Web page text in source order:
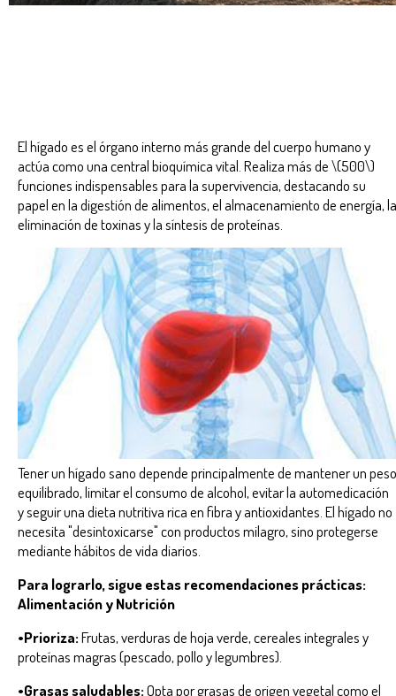
El hígado es el órgano interno más grande del cuerpo humano y
actúa como una central bioquímica vital. Realiza más de \(500\)
funciones indispensables para la supervivencia, destacando su
papel en la digestión de alimentos, el almacenamiento de energía, la
eliminación de toxinas y la síntesis de proteínas.
Tener un hígado sano depende principalmente de mantener un peso
equilibrado, limitar el consumo de alcohol, evitar la automedicación
y seguir una dieta nutritiva rica en fibra y antioxidantes. El hígado no
necesita "desintoxicarse" con productos milagro, sino protegerse
mediante hábitos de vida diarios.
Para lograrlo, sigue estas recomendaciones prácticas:
Alimentación y Nutrición
•Prioriza:Frutas, verduras de hoja verde, cereales integrales y
proteínas magras (pescado, pollo y legumbres).
•Grasas saludables:Opta por grasas de origen vegetal como el